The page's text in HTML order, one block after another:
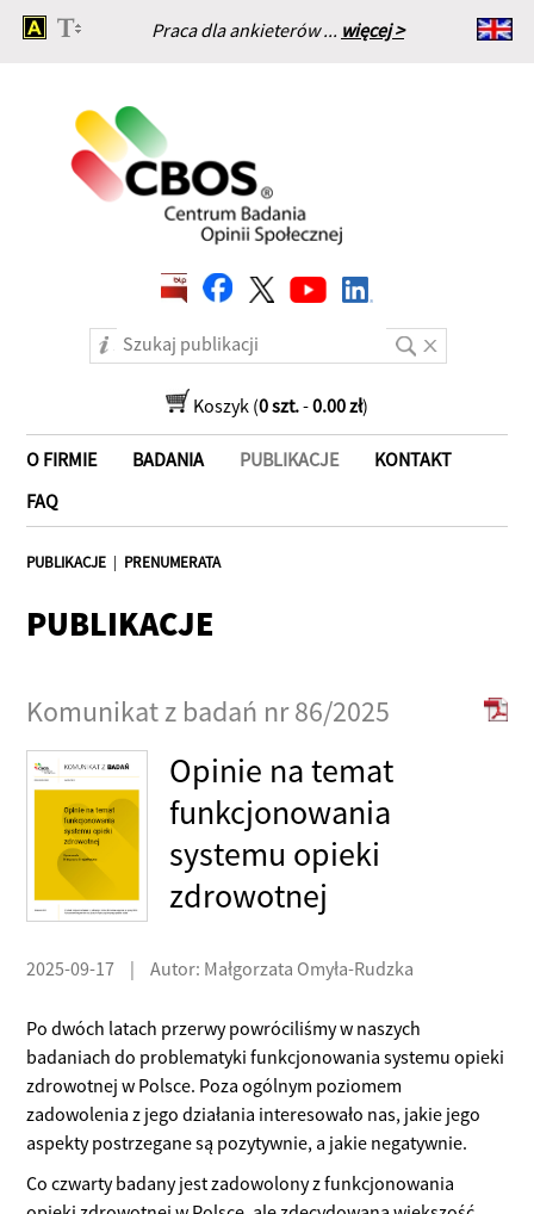
Praca dla ankieterów ... więcej >
Strona główna
Koszyk (0 szt.-0.00 zł)
O FIRMIE BADANIA PUBLIKACJE
KONTAKT
FAQ
PUBLIKACJE | PRENUMERATA
PUBLIKACJE
Komunikat z badań nr 86/2025
Opinie na temat
funkcjonowania
systemu opieki
zdrowotnej
2025-09-17 | Autor: Małgorzata Omyła-Rudzka
Po dwóch latach przerwy powróciliśmy w naszych
badaniach do problematyki funkcjonowania systemu opieki
zdrowotnej w Polsce. Poza ogólnym poziomem
zadowolenia z jego działania interesowało nas, jakie jego
aspekty postrzegane są pozytywnie, a jakie negatywnie.
Co czwarty badany jest zadowolony z funkcjonowania